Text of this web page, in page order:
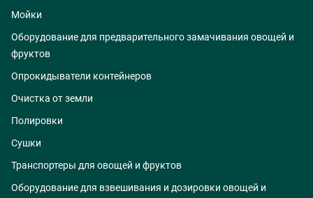
Мойки
Оборудование для предварительного замачивания овощей и
фруктов
Опрокидыватели контейнеров
Очистка от земли
Полировки
Сушки
Транспортеры для овощей и фруктов
Оборудование для взвешивания и дозировки овощей и